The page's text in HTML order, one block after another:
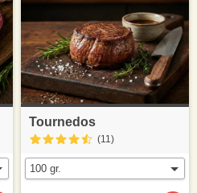
Tournedos
(11)